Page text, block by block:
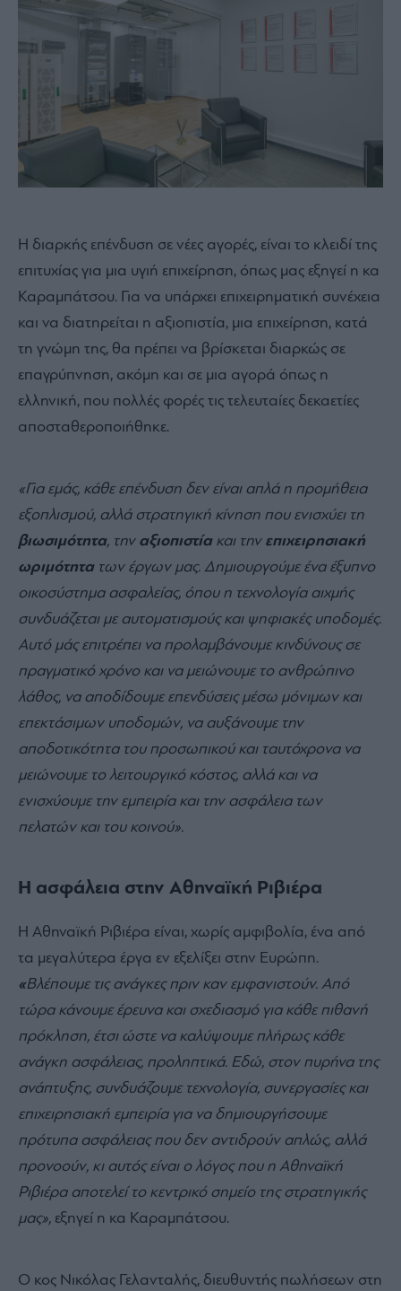
Η διαρκής επένδυση σε νέες αγορές, είναι το κλειδί της
επιτυχίας για μια υγιή επιχείρηση, όπως μας εξηγεί η κα
Καραμπάτσου. Για να υπάρχει επιχειρηματική συνέχεια
και να διατηρείται η αξιοπιστία, μια επιχείρηση, κατά
τη γνώμη της, θα πρέπει να βρίσκεται διαρκώς σε
επαγρύπνηση, ακόμη και σε μια αγορά όπως η
ελληνική, που πολλές φορές τις τελευταίες δεκαετίες
αποσταθεροποιήθηκε.
«Για εμάς, κάθε επένδυση δεν είναι απλά η προμήθεια
εξοπλισμού, αλλά στρατηγική κίνηση που ενισχύει τη
βιωσιμότητα, την αξιοπιστίακαι την επιχειρησιακή
ωριμότητατων έργων μας. Δημιουργούμε ένα έξυπνο
οικοσύστημα ασφαλείας, όπου η τεχνολογία αιχμής
συνδυάζεται με αυτοματισμούς και ψηφιακές υποδομές.
Αυτό μάς επιτρέπει να προλαμβάνουμε κινδύνους σε
πραγματικό χρόνο και να μειώνουμε το ανθρώπινο
λάθος, να αποδίδουμε επενδύσεις μέσω μόνιμων και
επεκτάσιμων υποδομών, να αυξάνουμε την
αποδοτικότητα του προσωπικού και ταυτόχρονα να
μειώνουμε το λειτουργικό κόστος, αλλά και να
ενισχύουμε την εμπειρία και την ασφάλεια των
πελατών και του κοινού».
Η ασφάλεια στην Αθηναϊκή Ριβιέρα
Η Αθηναϊκή Ριβιέρα είναι, χωρίς αμφιβολία, ένα από
τα μεγαλύτερα έργα εν εξελίξει στην Ευρώπη.
«Βλέπουμε τις ανάγκες πριν καν εμφανιστούν. Από
τώρα κάνουμε έρευνα και σχεδιασμό για κάθε πιθανή
πρόκληση, έτσι ώστε να καλύψουμε πλήρως κάθε
ανάγκη ασφάλειας, προληπτικά. Εδώ, στον πυρήνα της
ανάπτυξης, συνδυάζουμε τεχνολογία, συνεργασίες και
επιχειρησιακή εμπειρία για να δημιουργήσουμε
πρότυπα ασφάλειας που δεν αντιδρούν απλώς, αλλά
προνοούν, κι αυτός είναι ο λόγος που η Αθηναϊκή
Ριβιέρα αποτελεί το κεντρικό σημείο της στρατηγικής
μας», εξηγεί η κα Καραμπάτσου.
Ο κος Νικόλας Γελανταλής, διευθυντής πωλήσεων στη